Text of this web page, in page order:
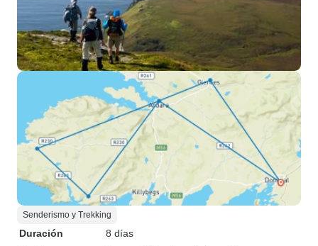
Senderismo y Trekking
Duración
8 días